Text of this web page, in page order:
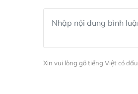
Xin vui lòng gõ tiếng Việt có dấu